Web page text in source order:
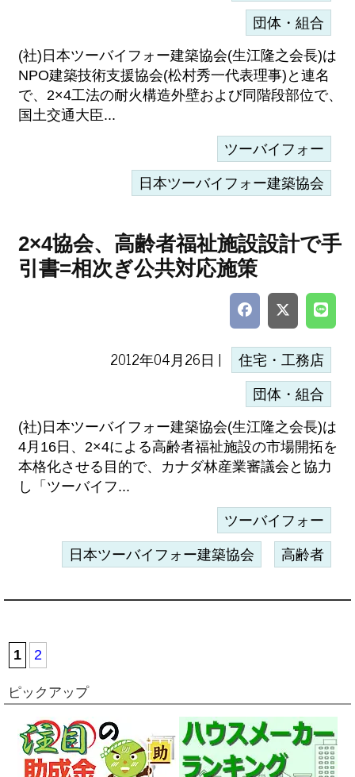
団体・組合
(社)日本ツーバイフォー建築協会(生江隆之会長)は
NPO建築技術支援協会(松村秀一代表理事)と連名
で、2×4工法の耐火構造外壁および同階段部位で、
国土交通大臣...
ツーバイフォー
日本ツーバイフォー建築協会
2×4協会、高齢者福祉施設設計で手
引書=相次ぎ公共対応施策
2012年04月26日 | 住宅・工務店
団体・組合
(社)日本ツーバイフォー建築協会(生江隆之会長)は
4月16日、2×4による高齢者福祉施設の市場開拓を
本格化させる目的で、カナダ林産業審議会と協力
し「ツーバイフ...
ツーバイフォー
日本ツーバイフォー建築協会 高齢者
1 2
ピックアップ